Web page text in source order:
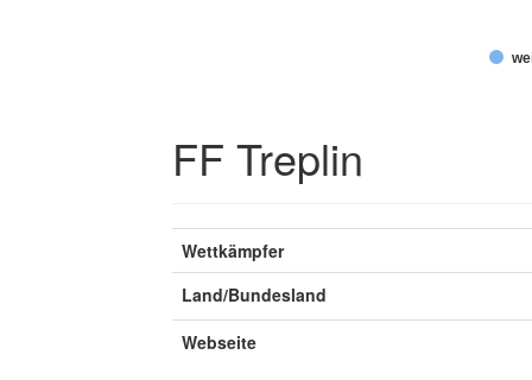
FF Treplin
Wettkämpfer
Land/Bundesland
Webseite